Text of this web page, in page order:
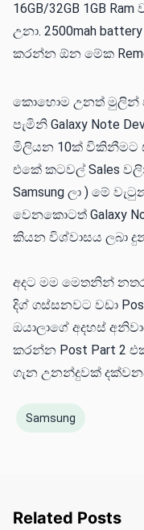
16GB/32GB 1GB
උනා. 2500mah
කරන්න ඕන මේක
කොහොම උනත් මුලින්
පැමිනි Galaxy Note
මිලියන 10ක් විකිනීමට
එකේ කටවල් Sales
Samsung ලා ) මේ
වෙනකොටත් Galaxy
කියන විශ්වාසය ලබා
අදට මම මෙතනින්
දිග් ගස්සනවට වඩා
ඔයාලාගේ අදහස්
කරන්න Post Part 2
ගැන උනන්දුවක්
Samsung
Related Posts